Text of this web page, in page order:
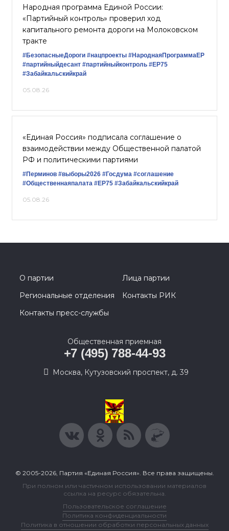
Народная программа Единой России:
«Партийный контроль» проверил ход
капитального ремонта дороги на Молоковском
тракте
#БезопасныеДороги #нацпроекты #НароднаяПрограммаЕР
#партийныйдесант #партийныйконтроль #ЕР75
#Забайкальскийкрай
05.08.26
«Единая Россия» подписала соглашение о
взаимодействии между Общественной палатой
РФ и политическими партиями
#Перминов #выборы2026 #Госдума #соглашение
#Общественнаяпалата #ЕР75 #Забайкальскийкрай
05.08.26
О партии
Лица партии
Региональные отделения
Контакты РИК
Контакты пресс-службы
Общественная приемная
+7 (495) 788-44-93
Москва, Кутузовский проспект, д. 39
© 2005-2026, Партия «Единая Россия». Все права защищены.
При полном или частичном использовании материалов
ссылка на ресурс обязательна.
Пользовательское соглашение
Политика конфиденциальности
Политика в отношении обработки персональных данных